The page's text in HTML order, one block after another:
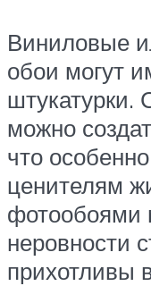
Виниловые
обои могут
штукатурки.
можно
что
ценителям
фотообоями
неровности
прихотливы